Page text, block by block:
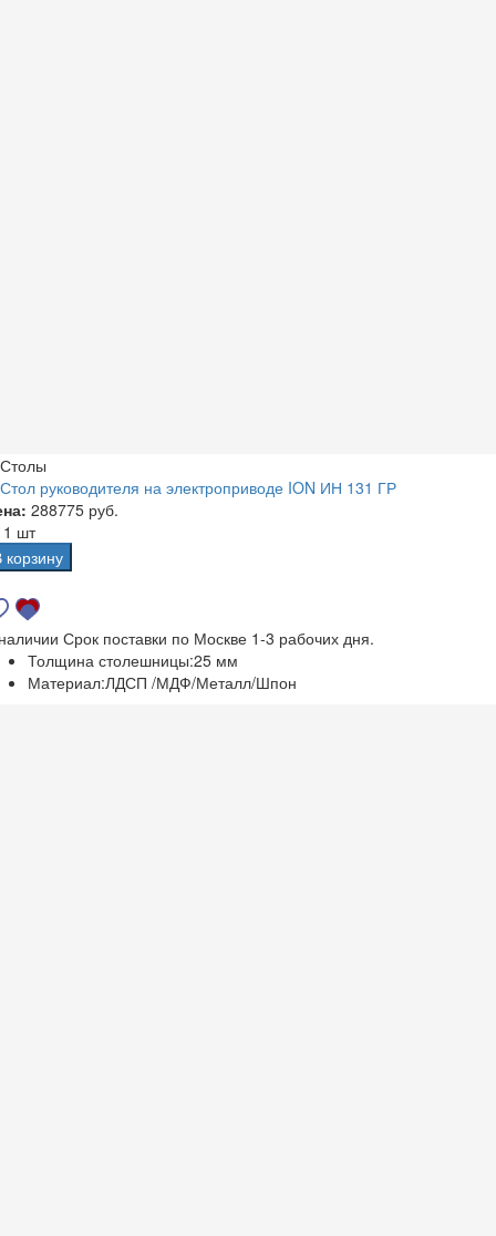
Столы
Стол руководителя на электроприводе ION ИН 131 ГР
288775 руб.
1 шт
корзину
Срок поставки по Москве 1-3 рабочих дня.
Толщина столешницы:25 мм
Материал:ЛДСП /МДФ/Металл/Шпон